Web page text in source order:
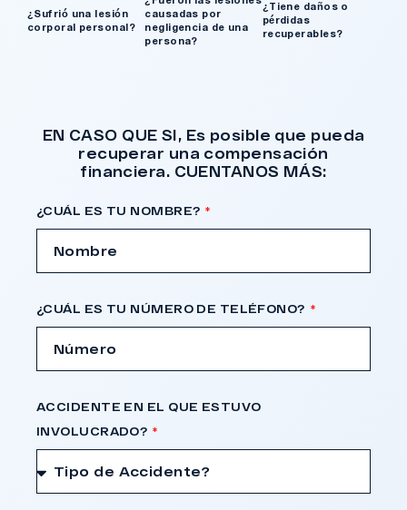
¿Sufrió una lesión
corporal personal?
causadas por
negligencia de una
persona?
¿Tiene daños o
pérdidas
recuperables?
EN CASO QUE SI, Es posible que pueda
recuperar una compensación
financiera. CUENTANOS MÁS:
¿CUÁL ES TU NOMBRE?
¿CUÁL ES TU NÚMERO DE TELÉFONO?
ACCIDENTE EN EL QUE ESTUVO
INVOLUCRADO?